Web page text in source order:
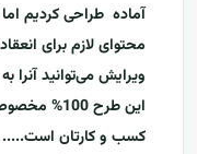
آماده طراحی کردیم
محتوای لازم برای
ویرایش می‌توانید آنرا
این طرح
کسب و کارتان است.....